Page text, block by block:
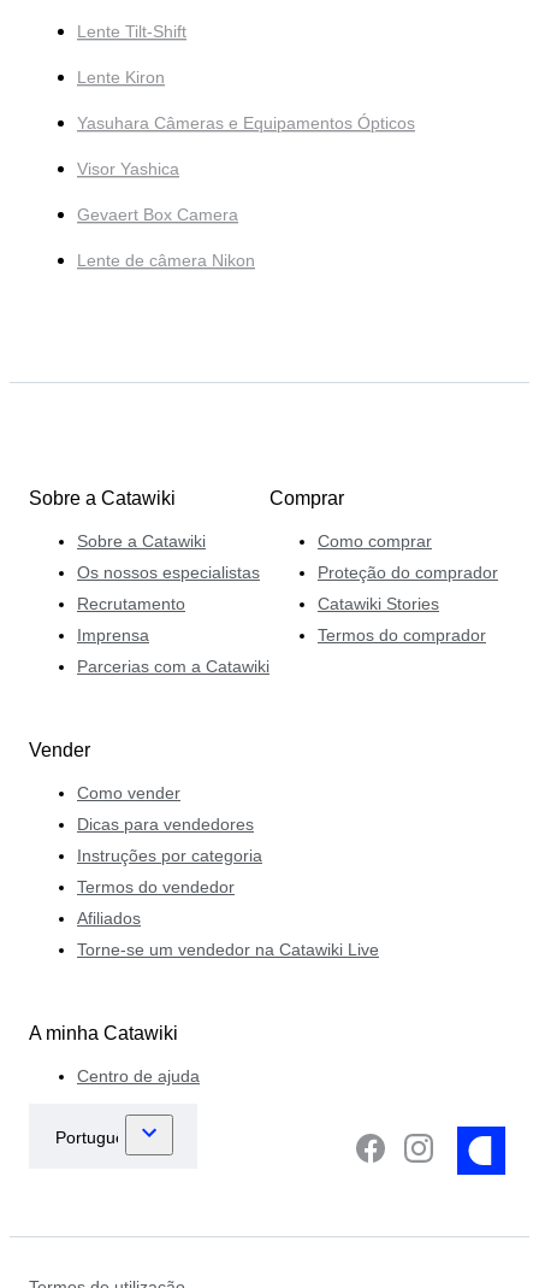
Lente Tilt-Shift
Lente Kiron
Yasuhara Câmeras e Equipamentos Ópticos
Visor Yashica
Gevaert Box Camera
Lente de câmera Nikon
Sobre a Catawiki
Sobre a Catawiki
Os nossos especialistas
Recrutamento
Imprensa
Parcerias com a Catawiki
Comprar
Como comprar
Proteção do comprador
Catawiki Stories
Termos do comprador
Vender
Como vender
Dicas para vendedores
Instruções por categoria
Termos do vendedor
Afiliados
Torne-se um vendedor na Catawiki Live
A minha Catawiki
Centro de ajuda